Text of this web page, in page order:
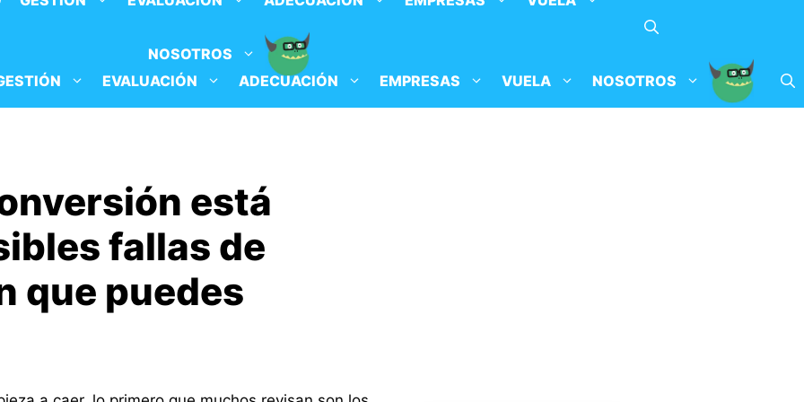
NOSOTROS
EVALUACIÓN ADECUACIÓN EMPRESAS VUELA NOSOTROS
está
fallas de
que puedes